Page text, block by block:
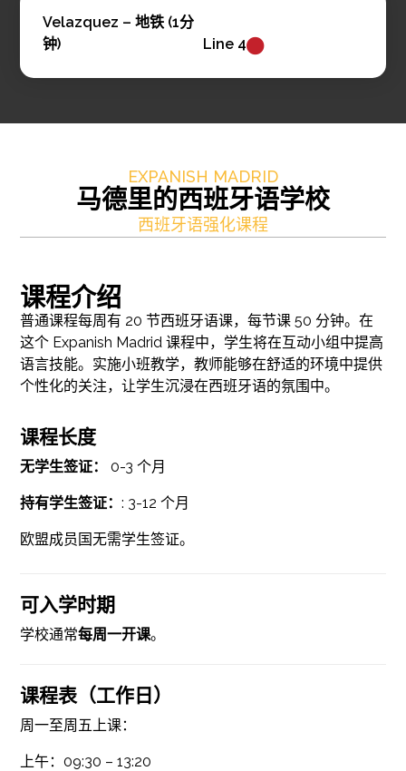
Velazquez – 地铁 (1分
钟)
Line 4
EXPANISH MADRID
马德里的西班牙语学校
西班牙语强化课程
课程介绍
普通课程每周有 20 节西班牙语课，每节课 50 分钟。在
这个 Expanish Madrid 课程中，学生将在互动小组中提高
语言技能。实施小班教学，教师能够在舒适的环境中提供
个性化的关注，让学生沉浸在西班牙语的氛围中。
课程长度
无学生签证： 0-3 个月
持有学生签证：: 3-12 个月
欧盟成员国无需学生签证。
可入学时期
学校通常每周一开课。
课程表（工作日）
周一至周五上课：
上午：09:30 – 13:20